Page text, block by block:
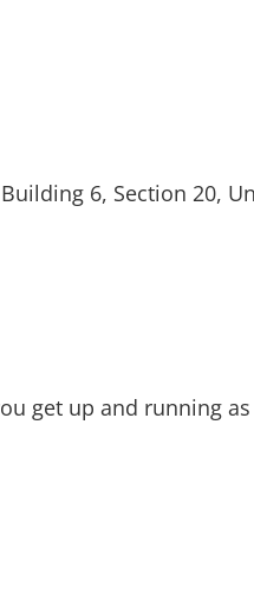
6, Section 20,
get up and running